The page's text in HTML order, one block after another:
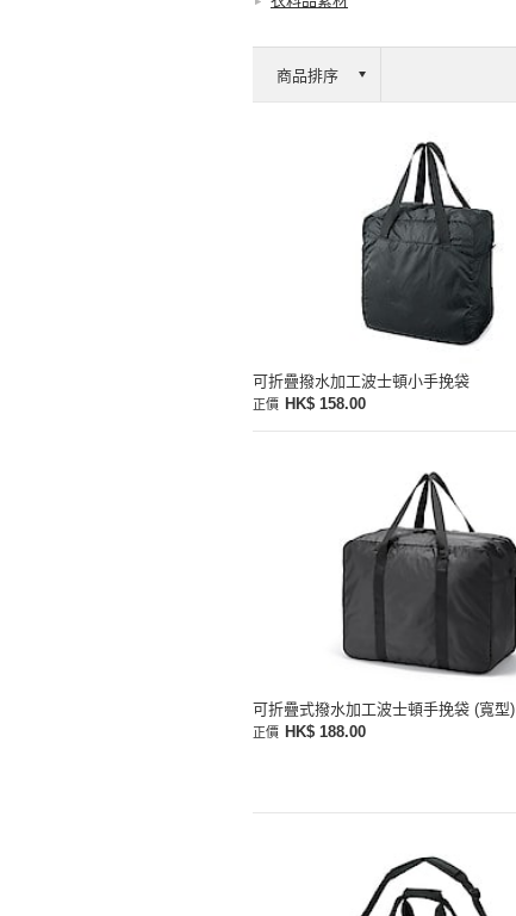
可折疊撥水加工波士頓小手挽袋
正價 HK$ 158.00
可折疊式撥水加工波士頓手挽袋 (寬型)
正價 HK$ 188.00